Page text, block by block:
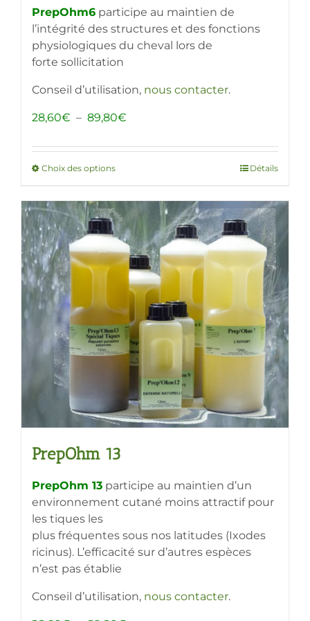
PrepOhm6 participe au maintien de
l’intégrité des structures et des fonctions
physiologiques du cheval lors de
forte sollicitation
Conseil d’utilisation, nous contacter.
28,60€ – 89,80€
prix :
89,80€
Choix des optionsCe
a
plusieurs
variations.
Les
options
peuvent
être
choisies
sur
la
page
produit
Détails
PrepOhm 13
PrepOhm 13 participe au maintien d’un
environnement cutané moins attractif pour
les tiques les
plus fréquentes sous nos latitudes (Ixodes
ricinus). L’efficacité sur d’autres espèces
n’est pas établie
Conseil d’utilisation, nous contacter.